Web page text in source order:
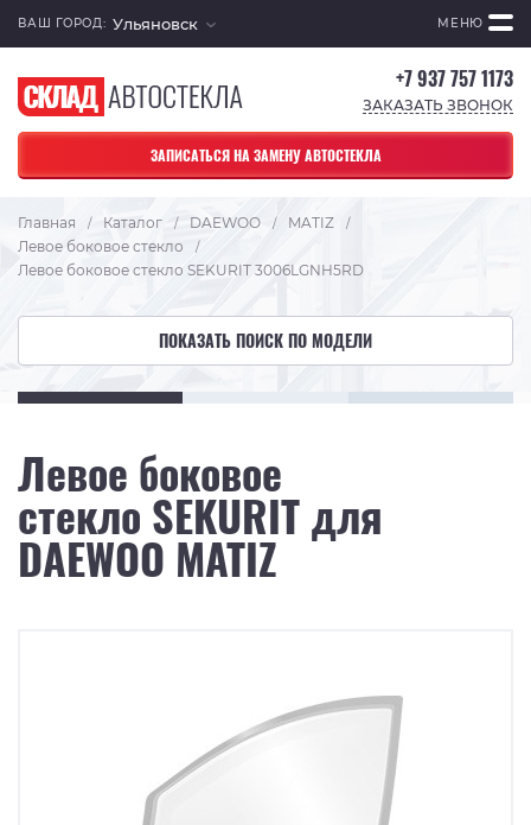
ВАШ ГОРОД: Ульяновск МЕНЮ
+7 937 757 1173
ЗАКАЗАТЬ ЗВОНОК
ЗАПИСАТЬСЯ НА ЗАМЕНУ АВТОСТЕКЛА
Главная / Каталог / DAEWOO / MATIZ /
Левое боковое стекло /
Левое боковое стекло SEKURIT 3006LGNH5RD
ПОКАЗАТЬ ПОИСК ПО МОДЕЛИ
Левое боковое
стекло SEKURIT для
DAEWOO MATIZ